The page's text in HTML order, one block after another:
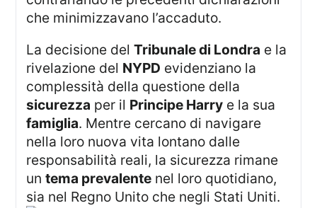
che minimizzavano l’accaduto.
La decisione delTribunale di Londra e la
rivelazione del NYPD evidenziano la
complessità della questione della
sicurezza per il Principe Harry e la sua
famiglia. Mentre cercano di navigare
nella loro nuova vita lontano dalle
responsabilità reali, la sicurezza rimane
untema prevalente nel loro quotidiano,
sia nel Regno Unito che negli Stati Uniti.